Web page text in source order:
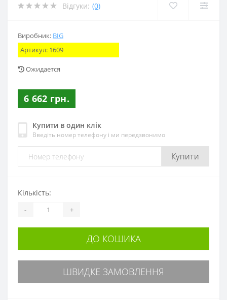
Відгуки: (0)
Виробник: BIG
Артикул: 1609
Ожидается
6 662 грн.
Купити в один клік
Введіть номер телефону і ми передзвонимо
Купити
Кількість:
- +
ДО КОШИКА
ШВИДКЕ ЗАМОВЛЕННЯ